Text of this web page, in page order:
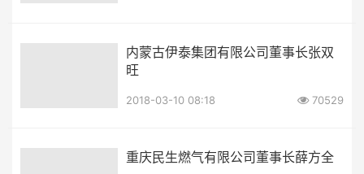
内蒙古伊泰集团有限公司董事长张双
旺
2018-03-10 08:18 70529
重庆民生燃气有限公司董事长薛方全